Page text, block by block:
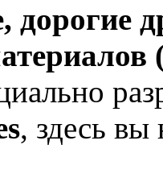
дорогие
, здесь вы